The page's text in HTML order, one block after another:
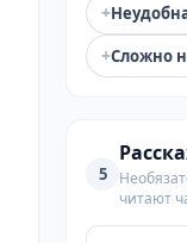
+
+Сложно
5
читают